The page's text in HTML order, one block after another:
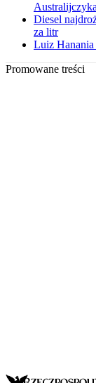
Diesel
za litr
Luiz
Promowane treści